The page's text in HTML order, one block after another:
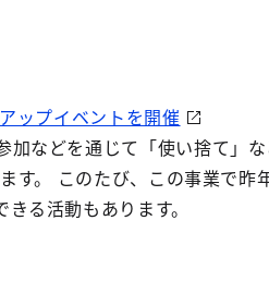
ップイベントを開催
などを通じて「使い捨て」
す。 このたび、この事業で
る活動もあります。